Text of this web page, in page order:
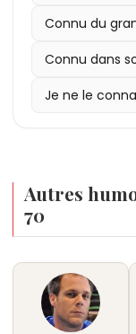
Connu du
Connu dans
Je ne le
Autres
70